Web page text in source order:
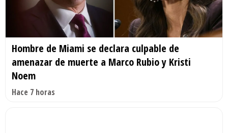
Hombre de Miami se declara culpable de
amenazar de muerte a Marco Rubio y Kristi
Noem
Hace 7 horas